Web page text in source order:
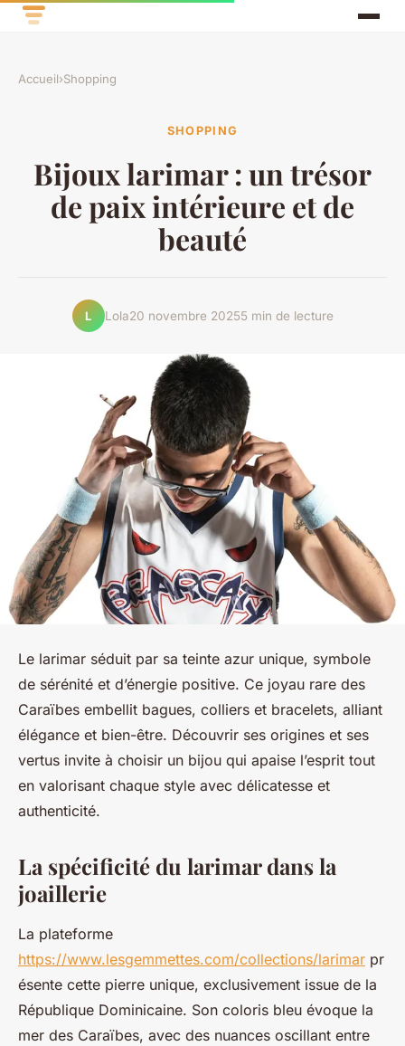
Accueil›Shopping
SHOPPING
Bijoux larimar : un trésor
de paix intérieure et de
beauté
L Lola20 novembre 20255 min de lecture
Le larimar séduit par sa teinte azur unique, symbole
de sérénité et d’énergie positive. Ce joyau rare des
Caraïbes embellit bagues, colliers et bracelets, alliant
élégance et bien-être. Découvrir ses origines et ses
vertus invite à choisir un bijou qui apaise l’esprit tout
en valorisant chaque style avec délicatesse et
authenticité.
La spécificité du larimar dans la
joaillerie
La plateforme
https://www.lesgemmettes.com/collections/larimar pr
ésente cette pierre unique, exclusivement issue de la
République Dominicaine. Son coloris bleu évoque la
mer des Caraïbes, avec des nuances oscillant entre